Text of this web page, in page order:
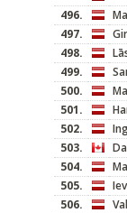
496.
497.
498.
499.
500.
501.
502.
503.
504.
505.
506.